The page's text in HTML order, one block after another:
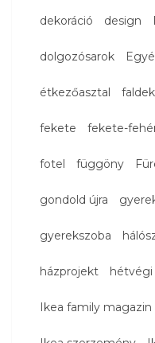
dekoráció design
dolgozósarok
étkezőasztal
fekete fekete-
fotel függöny
gondold újra
gyerekszoba
házprojekt hétvégi
Ikea family magazin